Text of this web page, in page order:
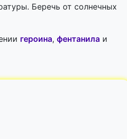
Беречь от солнечных
героина, фентанила и